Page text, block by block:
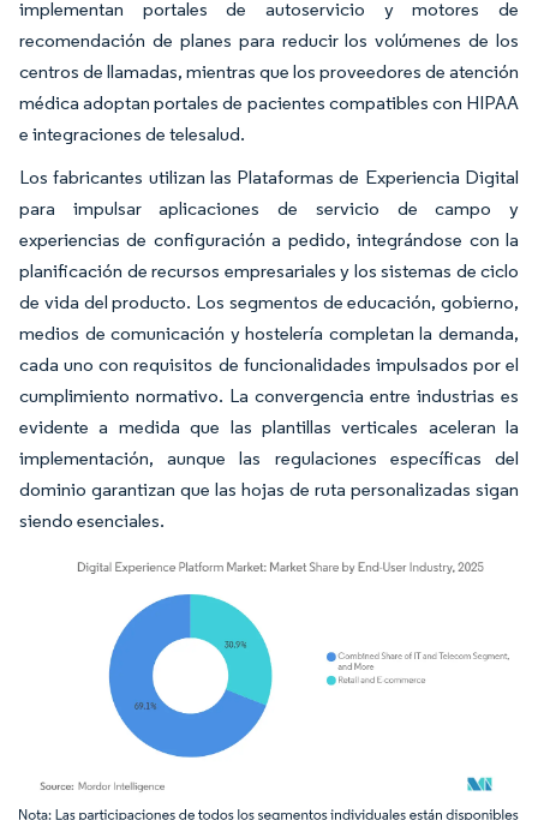
implementan portales de autoservicio y motores de
recomendación de planes para reducir los volúmenes de los
centros de llamadas, mientras que los proveedores de atención
médica adoptan portales de pacientes compatibles con HIPAA
e integraciones de telesalud.
Los fabricantes utilizan las Plataformas de Experiencia Digital
para impulsar aplicaciones de servicio de campo y
experiencias de configuración a pedido, integrándose con la
planificación de recursos empresariales y los sistemas de ciclo
de vida del producto. Los segmentos de educación, gobierno,
medios de comunicación y hostelería completan la demanda,
cada uno con requisitos de funcionalidades impulsados por el
cumplimiento normativo. La convergencia entre industrias es
evidente a medida que las plantillas verticales aceleran la
implementación, aunque las regulaciones específicas del
dominio garantizan que las hojas de ruta personalizadas sigan
siendo esenciales.